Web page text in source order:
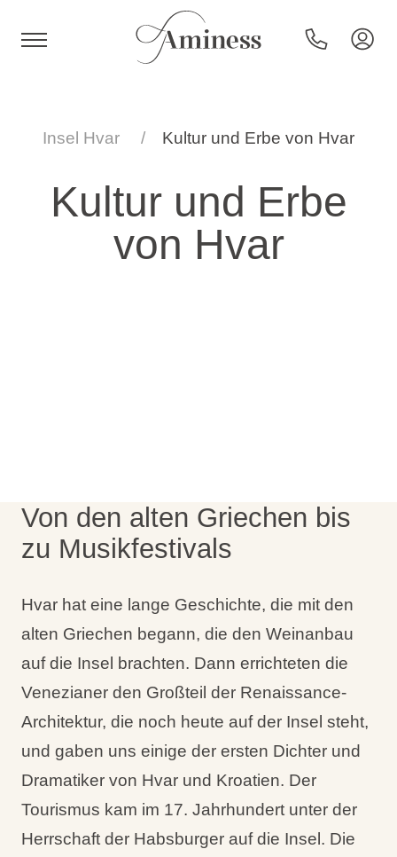
Hotels und Resorts
Campingplätze
Marken
Blogs
Insel Hvar Kultur und Erbe von Hvar
Kultur und Erbe
von Hvar
Von den alten Griechen bis
zu Musikfestivals
Hvar hat eine lange Geschichte, die mit den
alten Griechen begann, die den Weinanbau
auf die Insel brachten. Dann errichteten die
Venezianer den Großteil der Renaissance-
Architektur, die noch heute auf der Insel steht,
und gaben uns einige der ersten Dichter und
Dramatiker von Hvar und Kroatien. Der
Tourismus kam im 17. Jahrhundert unter der
Herrschaft der Habsburger auf die Insel. Die